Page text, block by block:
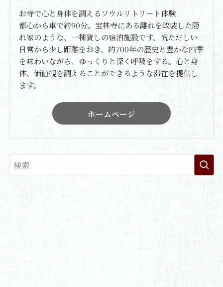
お寺で心と身体を調えるソウルリトリート体験
都心から車で約90分。宝林寺にある離れを改装した隠
れ家のような、一棟貸しの宿泊施設です。慌ただしい
日常から少し距離をおき、約700年の歴史と豊かな四季
を味わいながら、ゆっくりと深く呼吸をする。心と身
体、価値観を調えることができるような滞在を提供し
ます。
ホームページ